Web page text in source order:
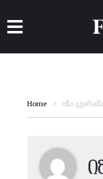
Home იზა